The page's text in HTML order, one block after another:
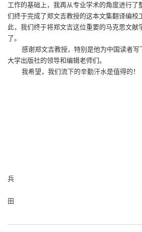
工作的基础上，我再从专业学术的角度进行了
们终于完成了郑文吉教授的这本文集翻译编校
此，我们终于将郑文吉这位重要的马克思文献
了。
感谢郑文吉教授，特别是他为中国读者
大学出版社的领导和编辑老师们。
我希望，我们流下的辛勤汗水是值得的！
兵
田